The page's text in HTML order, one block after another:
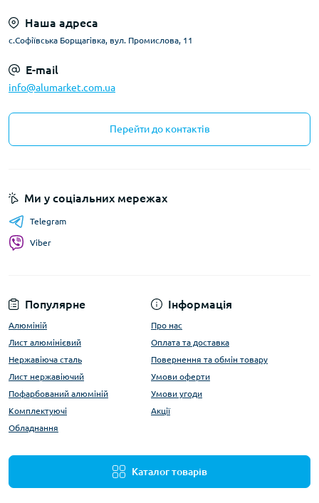
Наша адреса
с.Софіївська Борщагівка, вул. Промислова, 11
E-mail
info@alumarket.com.ua
Перейти до контактів
Популярне
Алюміній
Лист алюмінієвий
Нержавіюча сталь
Лист нержавіючий
Пофарбований алюміній
Комплектуючі
Обладнання
Інформація
Про нас
Оплата та доставка
Повернення та обмін товару
Умови оферти
Умови угоди
Акції
Каталог товарів
Ми у соціальних мережах
Telegram
Viber